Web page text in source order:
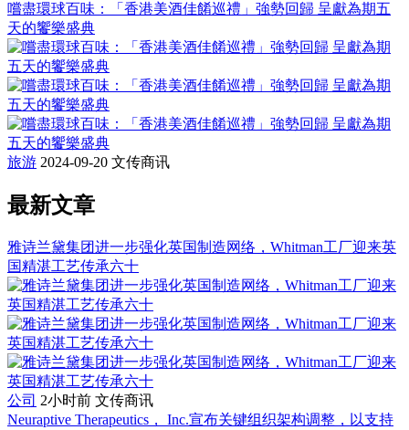
嚐盡環球百味：「香港美酒佳餚巡禮」強勢回歸 呈獻為期五
天的饗樂盛典
旅游 2024-09-20 文传商讯
最新文章
雅诗兰黛集团进一步强化英国制造网络，Whitman工厂迎来英
国精湛工艺传承六十
公司 2小时前 文传商讯
Neuraptive Therapeutics， Inc.宣布关键组织架构调整，以支持